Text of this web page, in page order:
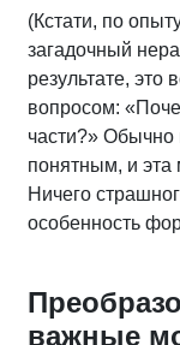
(Кстати, по
загадочный
результате, это
вопросом:
части?» Обычно
понятным, и эта
Ничего
особенность
важные